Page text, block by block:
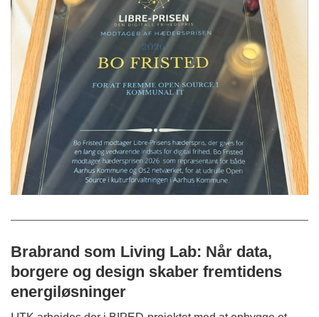
Brabrand som Living Lab: Når data,
borgere og design skaber fremtidens
energiløsninger